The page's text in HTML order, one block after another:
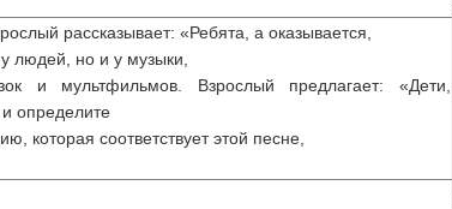
рассказывает: «Ребята, а оказывается,
людей, но и у музыки,
и мультфильмов. Взрослый предлагает: «Дети,
определите
которая соответствует этой песне,